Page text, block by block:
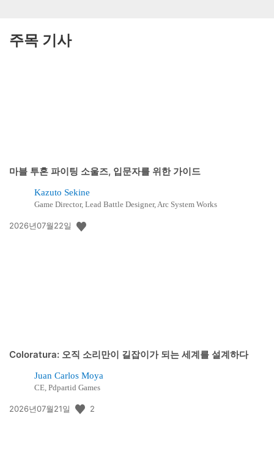
주목 기사
마블 투혼 파이팅 소울즈, 입문자를 위한 가이드
Kazuto Sekine
Game Director, Lead Battle Designer, Arc System Works
공
2026년07월22일
Coloratura: 오직 소리만이 길잡이가 되는 세계를 설계하다
Juan Carlos Moya
CE, Pdpartid Games
공
2026년07월21일 2